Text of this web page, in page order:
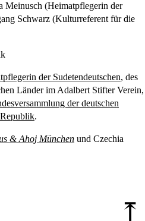
Meinusch (Heimatpflegerin der
Schwarz (Kulturreferent für die
der Sudetendeutschen, des
Länder im Adalbert Stifter Verein,
der deutschen
.
& Ahoj München und Czechia
⤒